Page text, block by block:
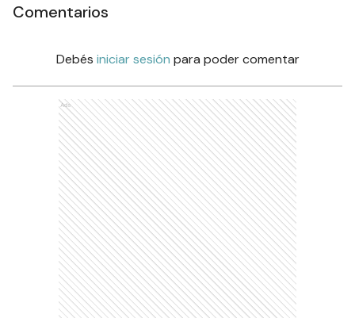
Comentarios
Debés iniciar sesión para poder comentar
Ads